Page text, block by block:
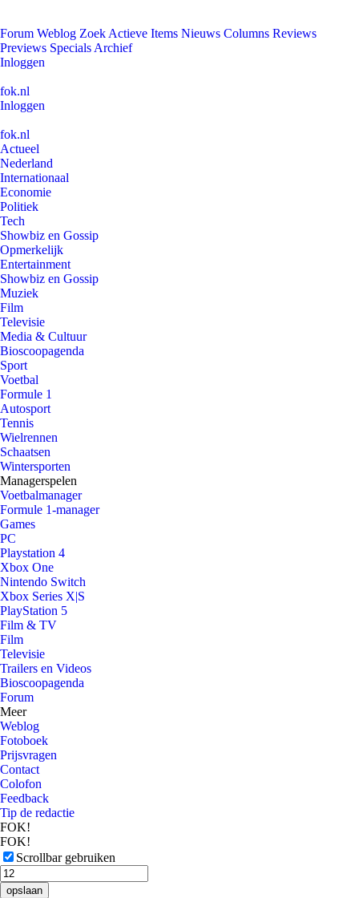
Forum Weblog Zoek Actieve Items Nieuws Columns Reviews
Previews Specials Archief
Inloggen
fok.nl
Inloggen
fok.nl
Actueel
Nederland
Internationaal
Economie
Politiek
Tech
Showbiz en Gossip
Opmerkelijk
Entertainment
Showbiz en Gossip
Muziek
Film
Televisie
Media & Cultuur
Bioscoopagenda
Sport
Voetbal
Formule 1
Autosport
Tennis
Wielrennen
Schaatsen
Wintersporten
Managerspelen
Voetbalmanager
Formule 1-manager
Games
PC
Playstation 4
Xbox One
Nintendo Switch
Xbox Series X|S
PlayStation 5
Film & TV
Film
Televisie
Trailers en Videos
Bioscoopagenda
Forum
Meer
Weblog
Fotoboek
Prijsvragen
Contact
Colofon
Feedback
Tip de redactie
FOK!
FOK!
Scrollbar gebruiken
opslaan